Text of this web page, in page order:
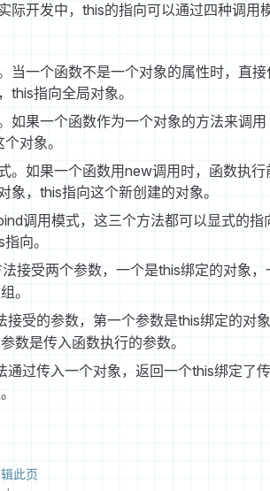
际开发中，this的指向可以通过四种调用
当一个函数不是一个对象的属性时，直接
this指向全局对象。
如果一个函数作为一个对象的方法来调用
对象。
。如果一个函数用new调用时，函数执行
象，this指向这个新创建的对象。
调用模式，这三个方法都可以显式的指
向。
法接受两个参数，一个是this绑定的对象，
。
接受的参数，第一个参数是this绑定的对
数是传入函数执行的参数。
通过传入一个对象，返回一个this绑定了
此页